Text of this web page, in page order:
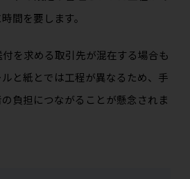
間を要します。
を求める取引先が混在する場合も
と紙とでは工程が異なるため、手
負担につながることが懸念されま